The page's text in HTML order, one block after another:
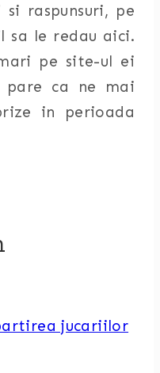
raspunsuri, pe
sa le redau aici.
pe site-ul ei
pare ca ne mai
in perioada
jucariilor